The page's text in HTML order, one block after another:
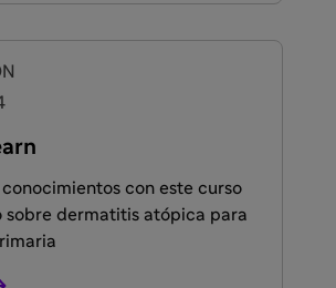
con este curso
sobre dermatitis atópica para